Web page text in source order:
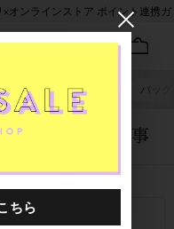
オンラインストア ポイント連携ガ
40th限定 ピアス バッグ
」に関する記事
ド